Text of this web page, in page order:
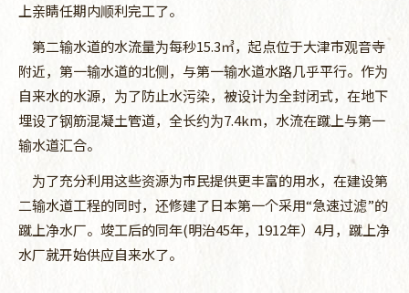
上亲睛任期内顺利完工了。
第二输水道的水流量为每秒15.3㎥，起点位于大津市观音寺
附近，第一输水道的北侧，与第一输水道水路几乎平行。作为
自来水的水源，为了防止水污染，被设计为全封闭式，在地下
埋设了钢筋混凝土管道，全长约为7.4km，水流在蹴上与第一
输水道汇合。
为了充分利用这些资源为市民提供更丰富的用水，在建设第
二输水道工程的同时，还修建了日本第一个采用“急速过滤”的
蹴上净水厂。竣工后的同年(明治45年，1912年）4月，蹴上净
水厂就开始供应自来水了。